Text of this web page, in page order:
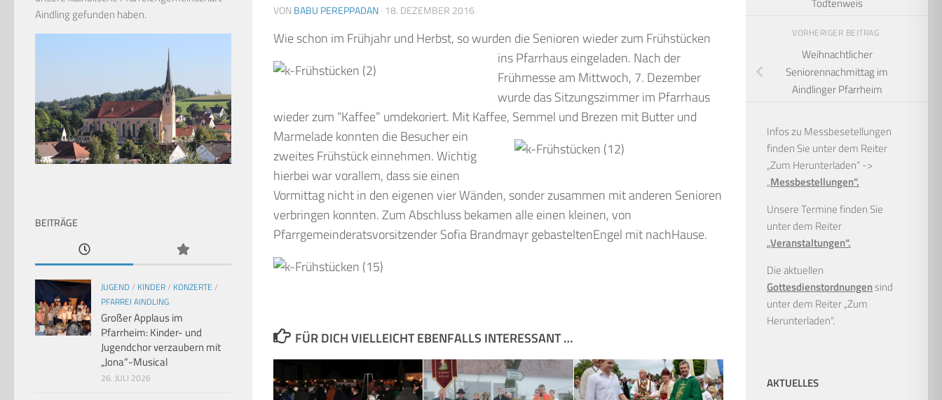
VONBABU PEREPPADAN· 18. DEZEMBER 2016
Wie schon im Frühjahr und Herbst, so wurden die Seniorenwieder zum Frühstücken
ins Pfarrhaus eingeladen. Nach der
Frühmesse am Mittwoch, 7. Dezember
wurde das Sitzungszimmer im Pfarrhaus
wieder zum “Kaffee” umdekoriert. Mit Kaffee, Semmel und Brezen mit Butter und
Marmelade konnten dieBesucher ein
zweites Frühstück einnehmen. Wichtig
hierbei war vorallem, dass sie einen
Vormittag nicht in den eigenen vier Wänden, sonder zusammen mit anderen Senioren
verbringen konnten. Zum Abschluss bekamen alle einen kleinen, von
Pfarrgemeinderatsvorsitzender Sofia Brandmayr gebasteltenEngel mit nachHause.
FÜR DICH VIELLEICHT EBENFALLS INTERESSANT …
Aindling gefunden haben.
BEITRÄGE
JUGEND / KINDER/ KONZERTE /
PFARREI AINDLING
Großer Applaus im
Pfarrheim: Kinder- und
Jugendchor verzaubern mit
„Jona“-Musical
26. JULI 2026
Todtenweis
VORHERIGER BEITRAG
Weihnachtlicher
Seniorennachmittag im
Aindlinger Pfarrheim
Infos zu Messbesetellungen
finden Sie unter dem Reiter
„Zum Herunterladen“ ->
„Messbestellungen“.
Unsere Termine finden Sie
unter dem Reiter
„Veranstaltungen“.
Die aktuellen
Gottesdienstordnungensind
unter dem Reiter „Zum
Herunterladen“.
AKTUELLES